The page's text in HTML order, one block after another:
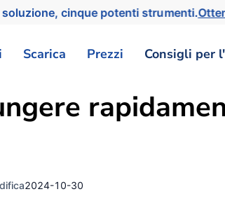
cinque potenti strumenti.
Scarica Prezzi Consigli per
2024-10-30